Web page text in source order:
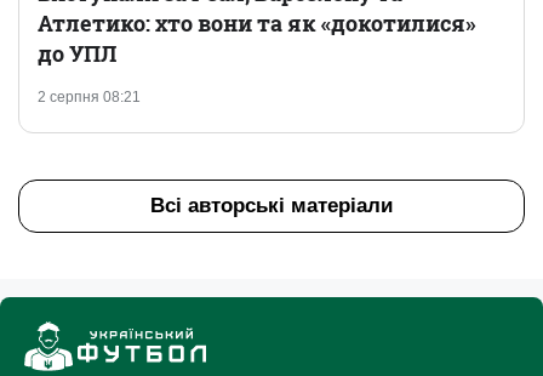
2 серпня 08:21
Атлетико: хто вони та як «докотилися»
до УПЛ
Всі авторські матеріали